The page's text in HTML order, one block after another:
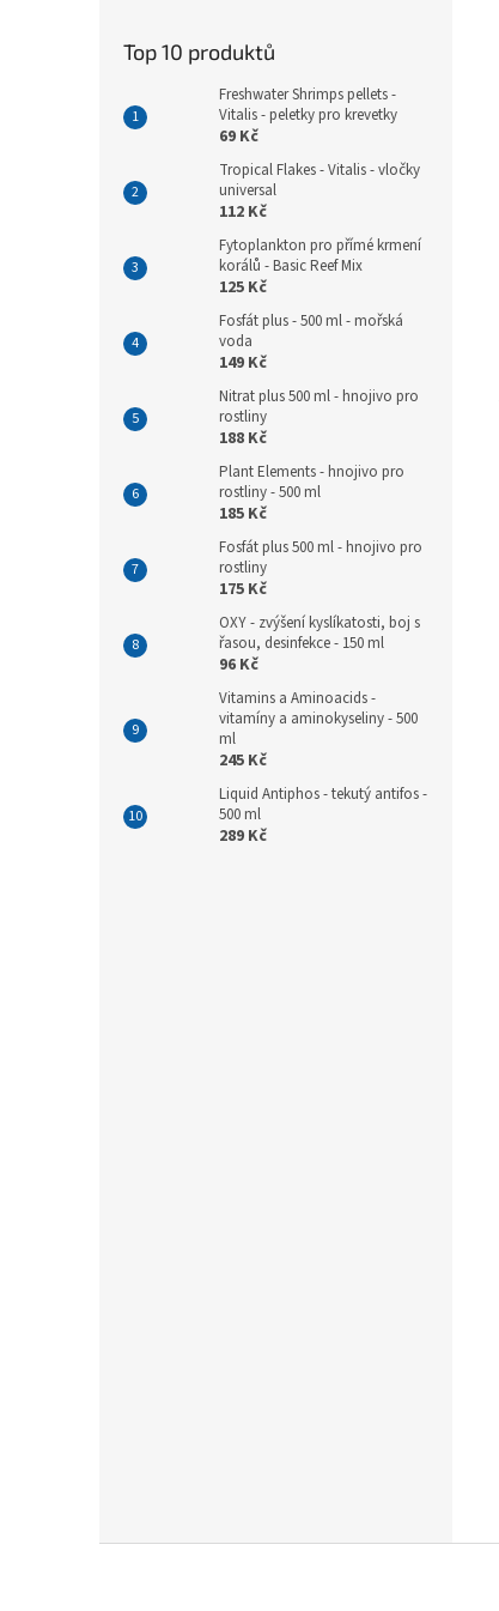
Top 10 produktů
Freshwater Shrimps pellets -
Vitalis - peletky pro krevetky
69 Kč
Tropical Flakes - Vitalis - vločky
universal
112 Kč
Fytoplankton pro přímé krmení
korálů - Basic Reef Mix
125 Kč
Fosfát plus - 500 ml - mořská
voda
149 Kč
Nitrat plus 500 ml - hnojivo pro
rostliny
188 Kč
Plant Elements - hnojivo pro
rostliny - 500 ml
185 Kč
Fosfát plus 500 ml - hnojivo pro
rostliny
175 Kč
OXY - zvýšení kyslíkatosti, boj s
řasou, desinfekce - 150 ml
96 Kč
Vitamins a Aminoacids -
vitamíny a aminokyseliny - 500
ml
245 Kč
Liquid Antiphos - tekutý antifos -
500 ml
289 Kč